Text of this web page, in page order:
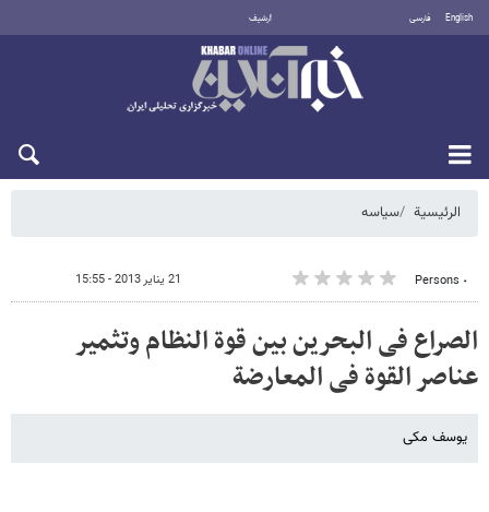
English فارسی أرشيف
الرئيسية سیاسه
٠ Persons 21 يناير 2013 - 15:55
الصراع فی البحرین بین قوة النظام وتثمیر
عناصر القوة فی المعارضة
یوسف مکی